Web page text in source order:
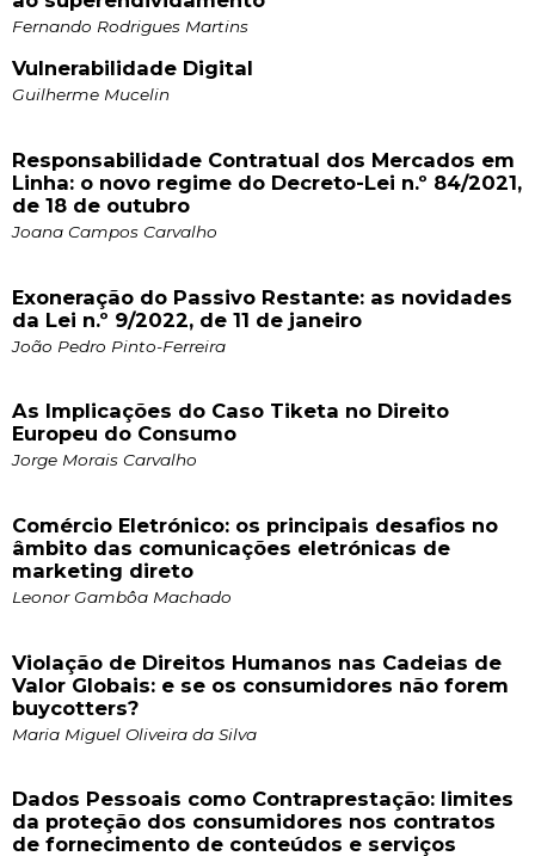
Fernando Rodrigues Martins
Vulnerabilidade Digital
Guilherme Mucelin
Responsabilidade Contratual dos Mercados em
Linha: o novo regime do Decreto-Lei n.º 84/2021,
de 18 de outubro
Joana Campos Carvalho
Exoneração do Passivo Restante: as novidades
da Lei n.º 9/2022, de 11 de janeiro
João Pedro Pinto-Ferreira
As Implicações do Caso Tiketa no Direito
Europeu do Consumo
Jorge Morais Carvalho
Comércio Eletrónico: os principais desafios no
âmbito das comunicações eletrónicas de
marketing direto
Leonor Gambôa Machado
Violação de Direitos Humanos nas Cadeias de
Valor Globais: e se os consumidores não forem
buycotters?
Maria Miguel Oliveira da Silva
Dados Pessoais como Contraprestação: limites
da proteção dos consumidores nos contratos
de fornecimento de conteúdos e serviços